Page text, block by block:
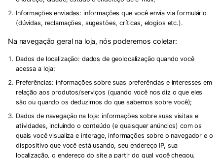
Informações enviadas: informações que você envia via formulário
(dúvidas, reclamações, sugestões, críticas, elogios etc.).
Na navegação geral na loja, nós poderemos coletar:
Dados de localização: dados de geolocalização quando você
acessa a loja;
Preferências: informações sobre suas preferências e interesses em
relação aos produtos/serviços (quando você nos diz o que eles
são ou quando os deduzimos do que sabemos sobre você);
Dados de navegação na loja: informações sobre suas visitas e
atividades, incluindo o conteúdo (e quaisquer anúncios) com os
quais você visualiza e interage, informações sobre o navegador e o
dispositivo que você está usando, seu endereço IP, sua
localização, o endereço do site a partir do qual você chegou.